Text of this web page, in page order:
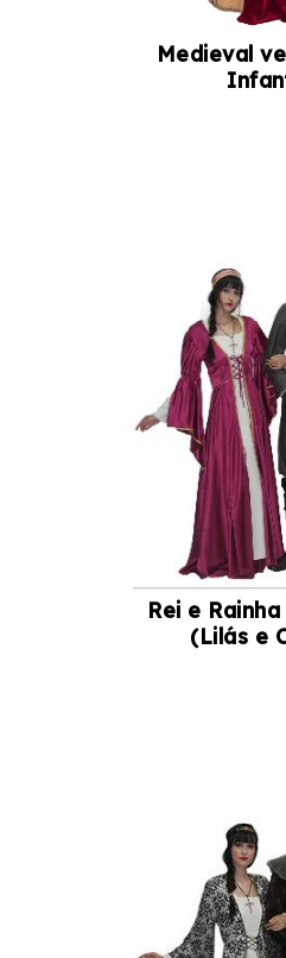
Medieval
Rei e
(Lilás e